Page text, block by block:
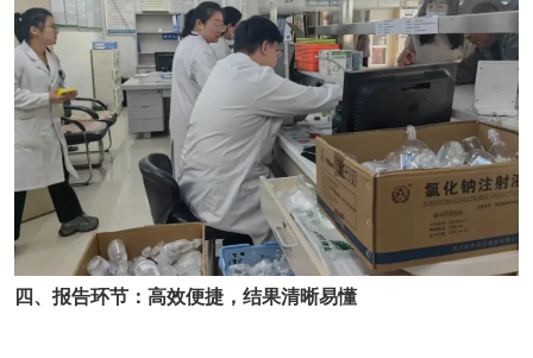
四、报告环节：高效便捷，结果清晰易懂